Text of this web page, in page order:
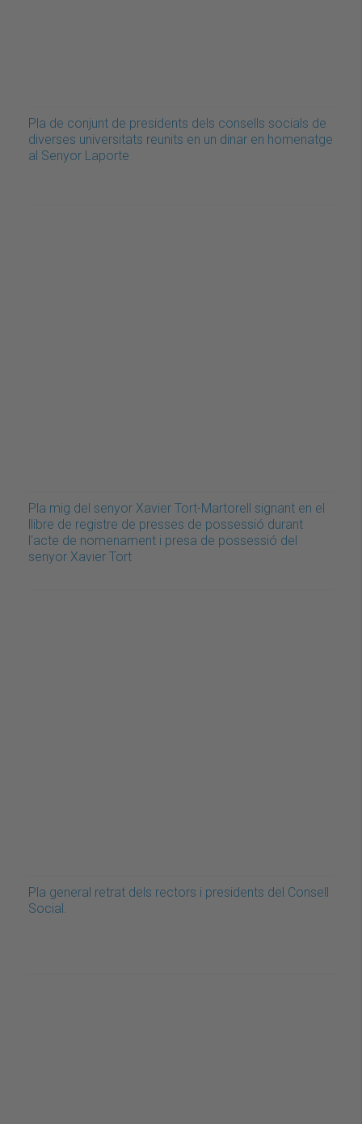
Pla de conjunt de presidents dels consells socials de
diverses universitats reunits en un dinar en homenatge
al Senyor Laporte
Pla mig del senyor Xavier Tort-Martorell signant en el
llibre de registre de presses de possessió durant
l'acte de nomenament i presa de possessió del
senyor Xavier Tort
Pla general retrat dels rectors i presidents del Consell
Social.